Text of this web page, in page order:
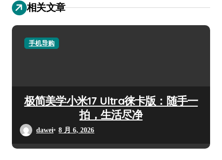
相关文章
手机导购
极简美学小米17 Ultra徕卡版：随手一
拍，生活尽净
dawei 8 月 6, 2026